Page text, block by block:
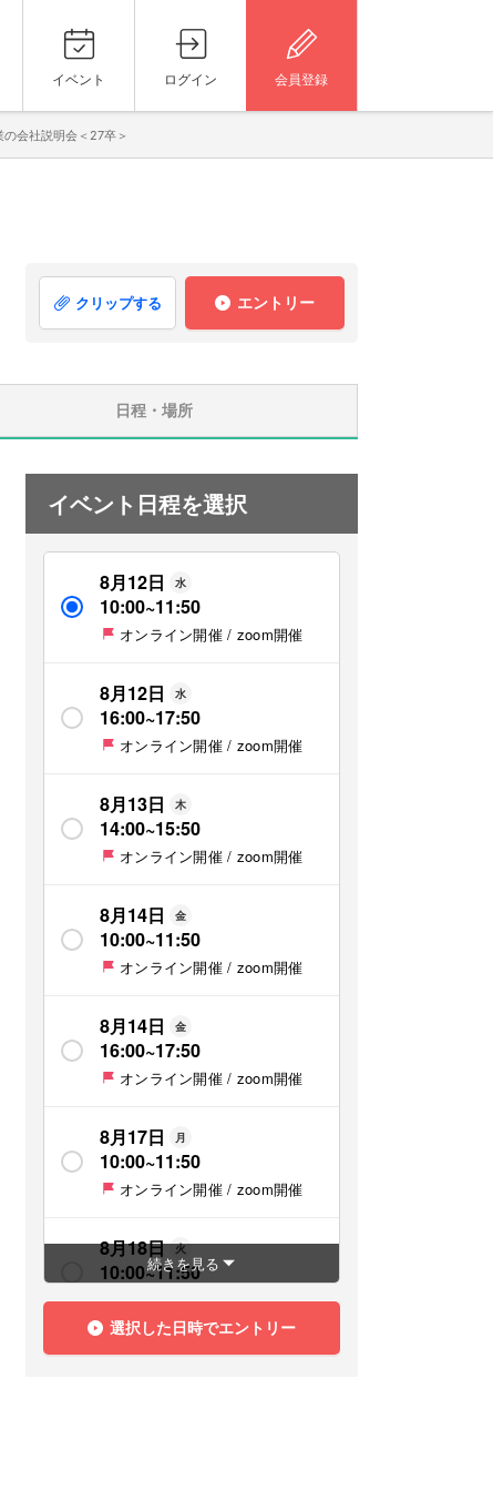
イベント ログイン 会員登録
会社説明会＜27卒＞
クリップする エントリー
日程・場所
イベント日程を選択
8月12日 水
10:00~11:50
オンライン開催 / zoom開催
8月12日 水
16:00~17:50
オンライン開催 / zoom開催
8月13日 木
14:00~15:50
オンライン開催 / zoom開催
8月14日 金
10:00~11:50
オンライン開催 / zoom開催
8月14日 金
16:00~17:50
オンライン開催 / zoom開催
8月17日 月
10:00~11:50
オンライン開催 / zoom開催
8月18日 火
10:00~11:50
オンライン開催 / zoom開催
8月18日 火
続きを見る
選択した日時でエントリー